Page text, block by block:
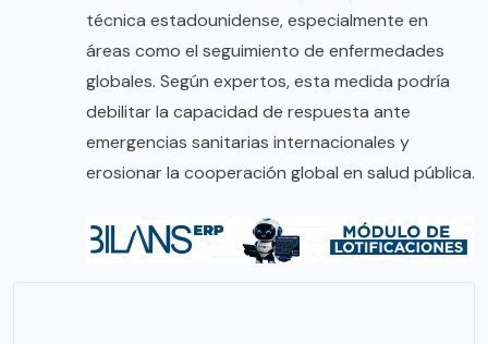
técnica estadounidense, especialmente en
áreas como el seguimiento de enfermedades
globales. Según expertos, esta medida podría
debilitar la capacidad de respuesta ante
emergencias sanitarias internacionales y
erosionar la cooperación global en salud pública.